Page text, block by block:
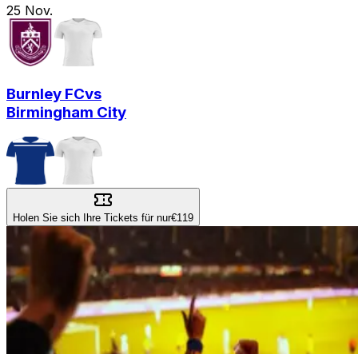
25 Nov.
Burnley FCvs
Birmingham City
Holen Sie sich Ihre Tickets für nur€119